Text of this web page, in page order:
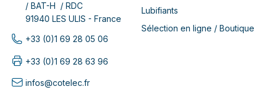
/ BAT-H / RDC
91940 LES ULIS - France
+33 (0)1 69 28 05 06
+33 (0)1 69 28 63 96
infos@cotelec.fr
Lubifiants
Sélection en ligne / Boutique